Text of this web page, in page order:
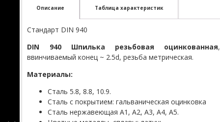
Описание Таблица характеристик
Стандарт DIN 940
DIN 940 Шпилька резьбовая оцинкованная,
ввинчиваемый конец ~ 2.5d, резьба метрическая.
Материалы:
Сталь 5.8, 8.8, 10.9.
Сталь с покрытием: гальваническая оцинковка
Сталь нержавеющая А1, А2, А3, А4, А5.